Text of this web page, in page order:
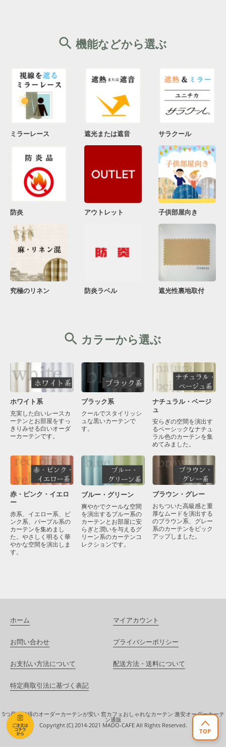
機能などから選ぶ
ミラーレース 遮光または遮音 サラクール
防炎 アウトレット 子供部屋向き
究極のリネン 防炎ラベル 遮光性裏地取付
カラーから選ぶ
ホワイト系
充実した白いレースカ
ーテンとお部屋をすっ
きりみせる白いオーダ
ーカーテンです。
ブラック系
クールでスタイリッシ
ュな黒いカーテンで
す。
ナチュラル・ベージ
ュ
安らぎの空間を演出す
るベーシックなナチュ
ラル色のカーテンを集
めてみました。
赤・ピンク・イエロ
ー
赤系、イエロー系、ピ
ンク系、パープル系の
カーテンを集めまし
た。やさしく明るく華
やかな空間を演出しま
す。
ブルー・グリーン
爽やかでクールな空間
を演出するブルー系の
カーテンとお部屋に安
らぎと潤いを与えるグ
リーン系のカーテンコ
レクションです。
ブラウン・グレー
おちついた高級感と重
厚なムードを演出する
のブラウン系、グレー
系のカーテンをピック
アップしました。
TOP
ホーム マイアカウント
お問い合わせ プライバシーポリシー
お支払い方法について 配送方法・送料について
特定商取引法に基づく表記
5つ星！納得のオーダーカーテンが安い 窓カフェおしゃれなカーテン 激安オーダーカーテ
ン通販
Copyright (C) 2014-2021 MADO-CAFE All Rights Reserved.